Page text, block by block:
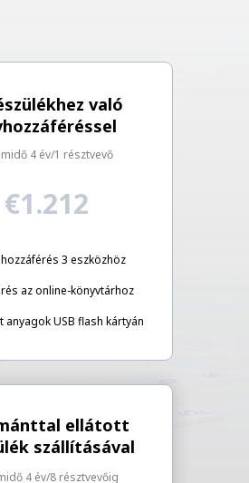
4 év/1 résztvevő
való
3 eszközhöz
az online-könyvtárhoz
anyagok USB flash kártyán
€1.212
ellátott
szállításával
4 év/8 résztvevőig